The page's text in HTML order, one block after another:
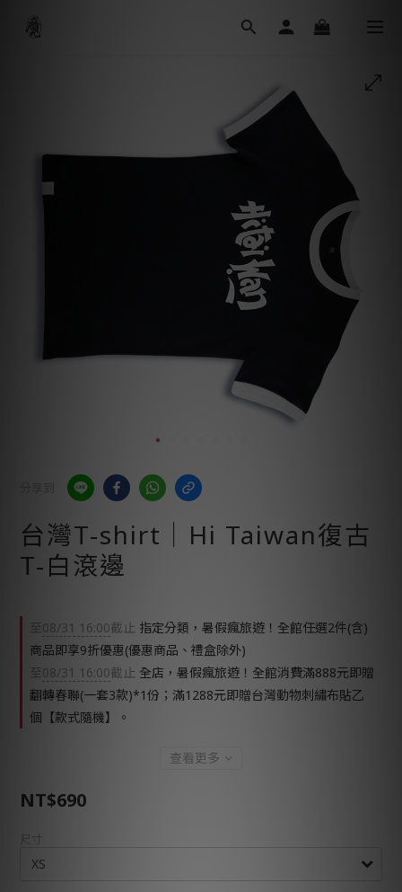
台灣T-shirt│Hi Taiwan復古
T-白滾邊
至08/31 16:00截止 指定分類，暑假瘋旅遊！全館任選2件(含)
商品即享9折優惠(優惠商品、禮盒除外)
至08/31 16:00截止 全店，暑假瘋旅遊！全館消費滿888元即贈
翻轉春聯(一套3款)*1份；滿1288元即贈台灣動物刺繡布貼乙
個【款式隨機】。
查看更多
NT$690
尺寸